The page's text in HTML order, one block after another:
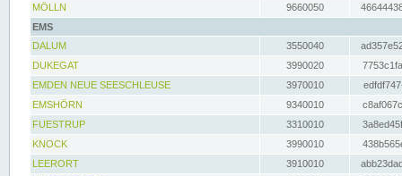
MÖLLN
9660050
EMS
DALUM
3550040
DUKEGAT
3990020
EMDEN NEUE SEESCHLEUSE
3970010
EMSHÖRN
9340010
FUESTRUP
3310010
KNOCK
3990010
LEERORT
3910010